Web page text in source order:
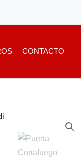
CONTACTO